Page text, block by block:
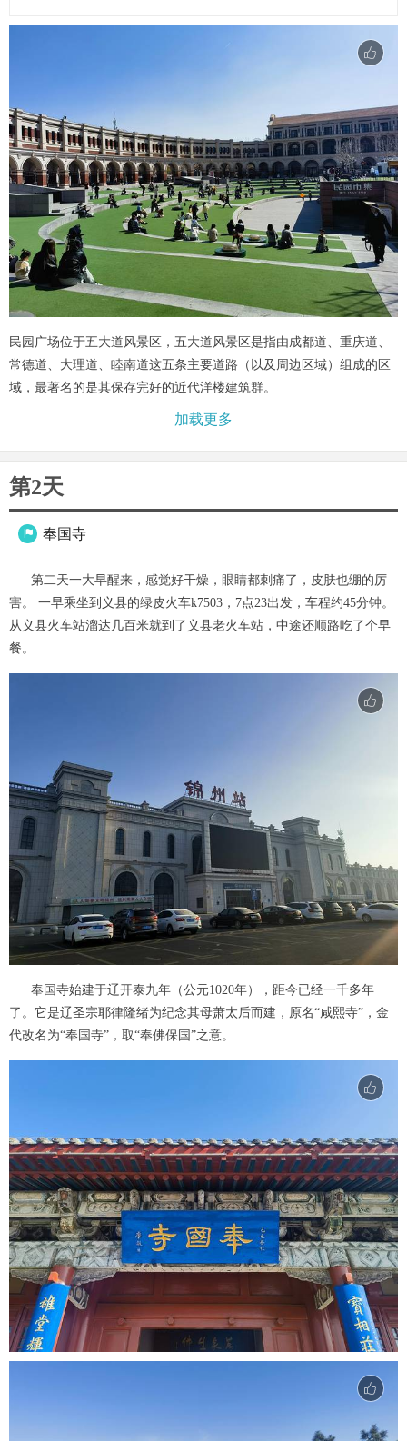
民园广场位于五大道风景区，五大道风景区是指由成都道、重庆道、
常德道、大理道、睦南道这五条主要道路（以及周边区域）组成的区
域，最著名的是其保存完好的近代洋楼建筑群。
加载更多
第2天
 奉国寺
第二天一大早醒来，感觉好干燥，眼睛都刺痛了，皮肤也绷的厉
害。 一早乘坐到义县的绿皮火车k7503，7点23出发，车程约45分钟。
从义县火车站溜达几百米就到了义县老火车站，中途还顺路吃了个早
餐。
奉国寺始建于辽开泰九年（公元1020年），距今已经一千多年
了。它是辽圣宗耶律隆绪为纪念其母萧太后而建，原名“咸熙寺”，金
代改名为“奉国寺”，取“奉佛保国”之意。